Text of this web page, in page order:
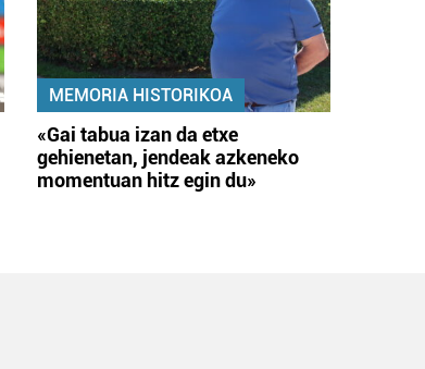
MEMORIA HISTORIKOA
«Gai tabua izan da etxe
gehienetan, jendeak azkeneko
momentuan hitz egin du»